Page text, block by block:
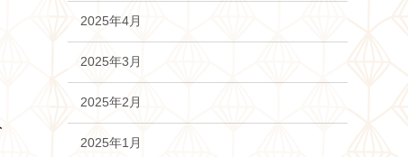
2025年4月
2025年3月
2025年2月
2025年1月